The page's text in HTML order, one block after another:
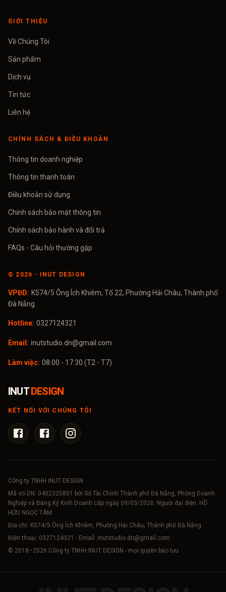
GIỚI THIỆU
Về Chúng Tôi
Sản phẩm
Dịch vụ
Tin tức
Liên hệ
CHÍNH SÁCH & ĐIỀU KHOẢN
Thông tin doanh nghiệp
Thông tin thanh toán
Điều khoản sử dụng
Chính sách bảo mật thông tin
Chính sách bảo hành và đổi trả
FAQs - Câu hỏi thường gặp
© 2026 - INUT DESIGN
VPĐD: K574/5 Ông Ích Khiêm, Tổ 22, Phường Hải Châu, Thành phố
Đà Nẵng
Hotline: 0327124321
Email: inutstudio.dn@gmail.com
Làm việc: 08:00 - 17:30 (T2 - T7)
INUT DESIGN
KẾT NỐI VỚI CHÚNG TÔI
Công ty TNHH INUT DESIGN
Mã số DN: 0402325801
bởi Sở Tài Chính Thành phố Đà Nẵng, Phòng Doanh
Nghiệp và Đăng Ký Kinh Doanh cấp ngày 09/03/2026. Người đại diện: HỒ
HỮU NGỌC TÂM
Địa chỉ: K574/5 Ông Ích Khiêm, Phường Hải Châu, Thành phố Đà Nẵng
Điện thoại: 0327124321 - Email: inutstudio.dn@gmail.com
© 2018–2026 Công ty TNHH INUT DESIGN - mọi quyền bảo lưu